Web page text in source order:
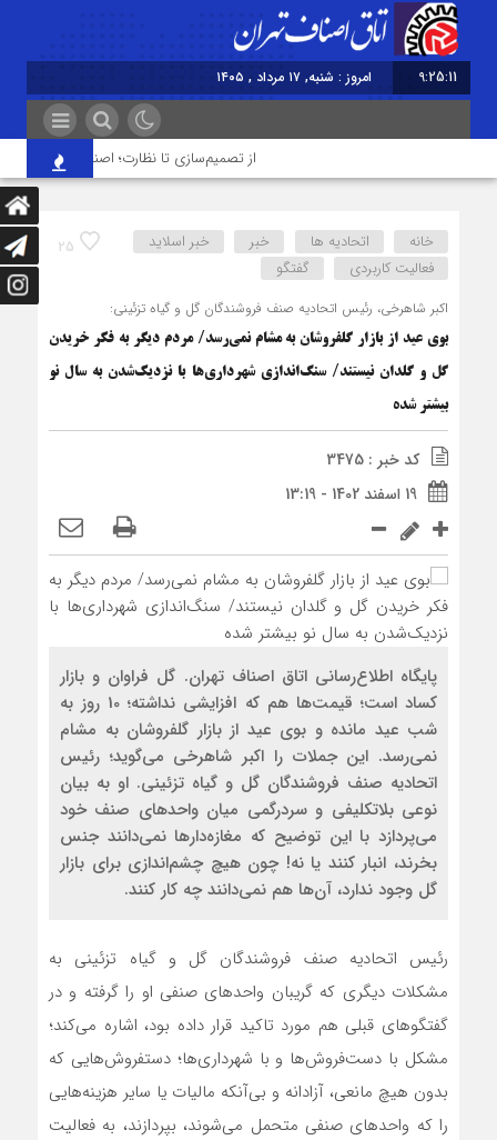
9:25:11 امروز : شنبه, ۱۷ مرداد , ۱۴۰۵
از تصمیم‌سازی تا نظارت؛ اصناف نقش مؤثرتری
25 خانه اتحادیه ها خبر
خبر اسلايد
فعالیت کاربردی
گفتگو
اکبر شاهرخی، رئیس اتحادیه صنف فروشندگان گل و گیاه تزئینی:
بوی عید از بازار گلفروشان به مشام نمی‌رسد/ مردم دیگر به فکر خریدن
گل و گلدان نیستند/ سنگ‌اندازی شهرداری‌ها با نزدیک‌شدن به سال نو
بیشتر شده
کد خبر : 3475
19 اسفند 1402 - 13:19
پایگاه اطلاع‌رسانی اتاق اصناف تهران. گل فراوان و بازار
کساد است؛ قیمت‌ها هم که افزایشی نداشته؛ 10 روز به
شب عید مانده و بوی عید از بازار گلفروشان به مشام
نمی‌رسد. این جملات را اکبر شاهرخی می‌گوید؛ رئیس
اتحادیه صنف فروشندگان گل و گیاه تزئینی. او به بیان
نوعی بلاتکلیفی و سردرگمی میان واحدهای صنف خود
می‌پردازد با این توضیح که مغازه‌دارها نمی‌دانند جنس
بخرند، انبار کنند یا نه! چون هیچ چشم‌اندازی برای بازار
گل وجود ندارد، آن‌ها هم نمی‌دانند چه کار کنند.
رئیس اتحادیه صنف فروشندگان گل و گیاه تزئینی به
مشکلات دیگری که گریبان واحدهای صنفی او را گرفته و در
گفتگوهای قبلی هم مورد تاکید قرار داده بود، اشاره می‌کند؛
مشکل با دست‌فروش‌ها و با شهرداری‌ها؛ دستفروش‌هایی که
بدون هیچ مانعی، آزادانه و بی‌آنکه مالیات یا سایر هزینه‌هایی
را که واحدهای صنفی متحمل می‌شوند، بپردازند، به فعالیت